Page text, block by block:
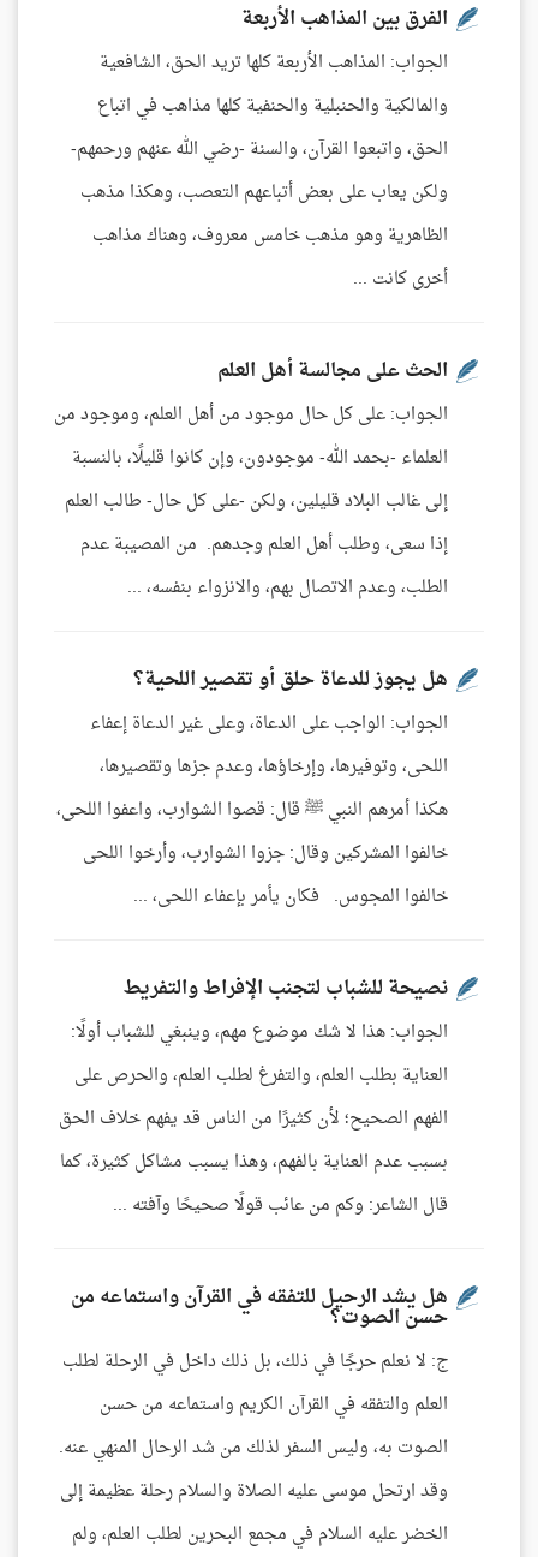
الفرق بين المذاهب الأربعة
الجواب: المذاهب الأربعة كلها تريد الحق، الشافعية
والمالكية والحنبلية والحنفية كلها مذاهب في اتباع
الحق، واتبعوا القرآن، والسنة -رضي الله عنهم ورحمهم-
ولكن يعاب على بعض أتباعهم التعصب، وهكذا مذهب
الظاهرية وهو مذهب خامس معروف، وهناك مذاهب
أخرى كانت ...
الحث على مجالسة أهل العلم
الجواب: على كل حال موجود من أهل العلم، وموجود من
العلماء -بحمد الله- موجودون، وإن كانوا قليلًا، بالنسبة
إلى غالب البلاد قليلين، ولكن -على كل حال- طالب العلم
إذا سعى، وطلب أهل العلم وجدهم. من المصيبة عدم
الطلب، وعدم الاتصال بهم، والانزواء بنفسه، ...
هل يجوز للدعاة حلق أو تقصير اللحية؟
الجواب: الواجب على الدعاة، وعلى غير الدعاة إعفاء
اللحى، وتوفيرها، وإرخاؤها، وعدم جزها وتقصيرها،
هكذا أمرهم النبي ﷺ قال: قصوا الشوارب، واعفوا اللحى،
خالفوا المشركين وقال: جزوا الشوارب، وأرخوا اللحى
خالفوا المجوس. فكان يأمر بإعفاء اللحى، ...
نصيحة للشباب لتجنب الإفراط والتفريط
الجواب: هذا لا شك موضوع مهم، وينبغي للشباب أولًا:
العناية بطلب العلم، والتفرغ لطلب العلم، والحرص على
الفهم الصحيح؛ لأن كثيرًا من الناس قد يفهم خلاف الحق
بسبب عدم العناية بالفهم، وهذا يسبب مشاكل كثيرة، كما
قال الشاعر: وكم من عائب قولًا صحيحًا وآفته ...
هل يشد الرحيل للتفقه في القرآن واستماعه من
حسن الصوت؟
ج: لا نعلم حرجًا في ذلك، بل ذلك داخل في الرحلة لطلب
العلم والتفقه في القرآن الكريم واستماعه من حسن
الصوت به، وليس السفر لذلك من شد الرحال المنهي عنه.
وقد ارتحل موسى عليه الصلاة والسلام رحلة عظيمة إلى
الخضر عليه السلام في مجمع البحرين لطلب العلم، ولم